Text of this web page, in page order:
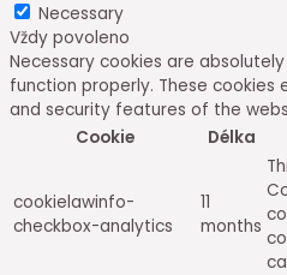
Necessary
Vždy povoleno
Necessary cookies are
function properly. These cookies
and security features of the
Cookie
Délka
cookielawinfo-
checkbox-analytics
11
months